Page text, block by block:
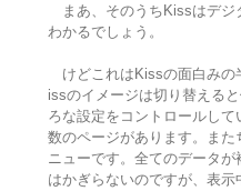
まあ、そのうちKissはデジ
わかるでしょう。
けどこれはKissの面白みの
issのイメージは切り替える
ろな設定をコントロールし
数のページがあります。ま
ニューです。全てのデータ
はかぎらないのですが、表